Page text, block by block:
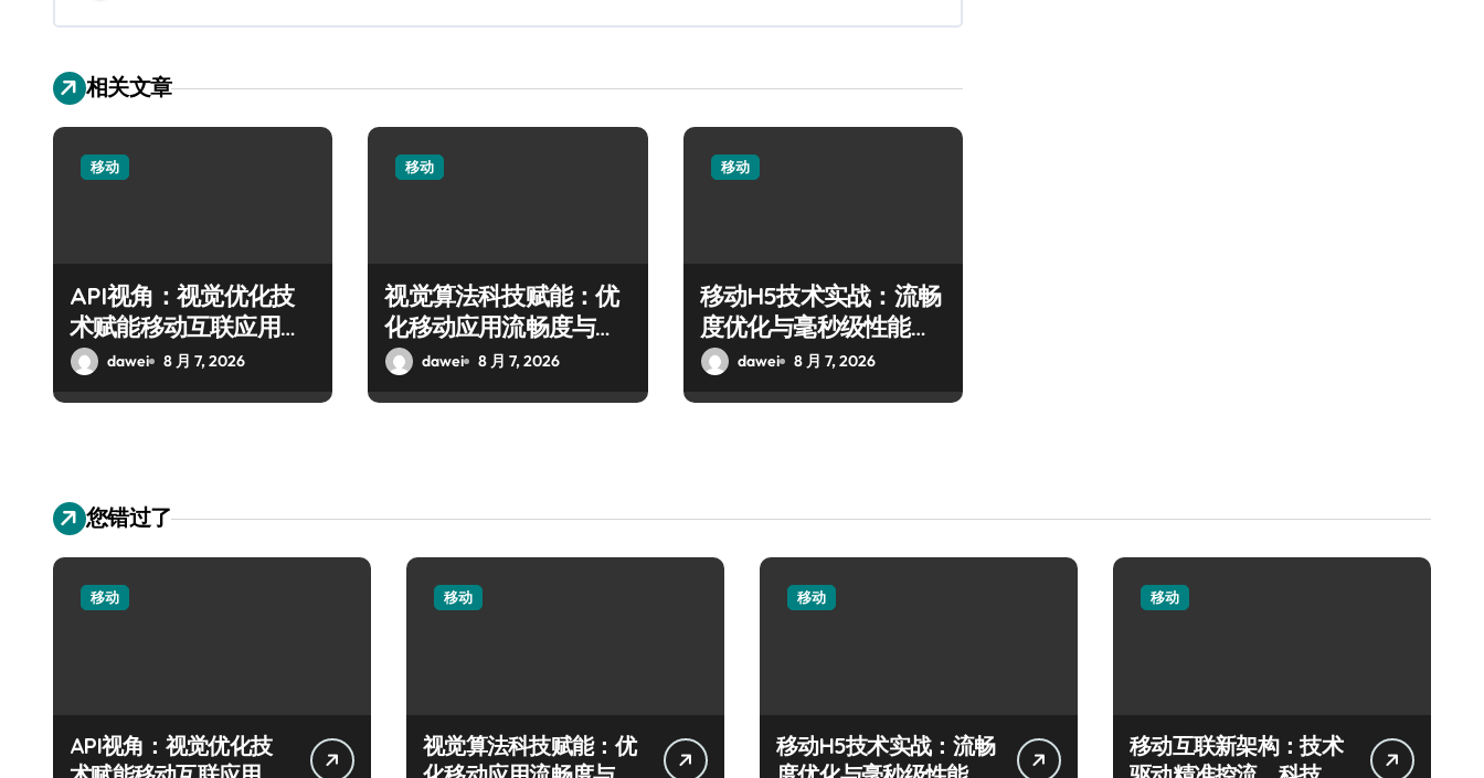
相关文章
移动
API视角：视觉优化技
术赋能移动互联应用的
流畅交互革新
dawei 8 月 7, 2026
移动
视觉算法科技赋能：优
化移动应用流畅度与精
度新飞跃
dawei 8 月 7, 2026
移动
移动H5技术实战：流畅
度优化与毫秒级性能精
准调控指南
dawei 8 月 7, 2026
您错过了
移动
API视角：视觉优化技
移动
视觉算法科技赋能：优
移动
移动H5技术实战：流畅
移动
移动互联新架构：技术